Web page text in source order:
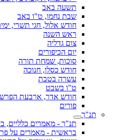
תשעה באב
שבת נחמו, ט"ו באב
חודש אלול, חגי תשרי,
ראש השנה
צום גדליה
יום הכיפורים
סוכות, שמחת תורה
חודש כסלו, חנוכה
עשרה בטבת
ט"ו בשבט
חודש אדר, ארבעת
פורים
תנ"ך
תנ"ך - מאמרים כלליים,
בראשית - מאמרים על